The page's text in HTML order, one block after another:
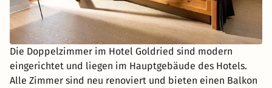
Die Doppelzimmer im Hotel Goldried sind modern
eingerichtet und liegen im Hauptgebäude des Hotels.
Alle Zimmer sind neu renoviert und bieten einen Balkon